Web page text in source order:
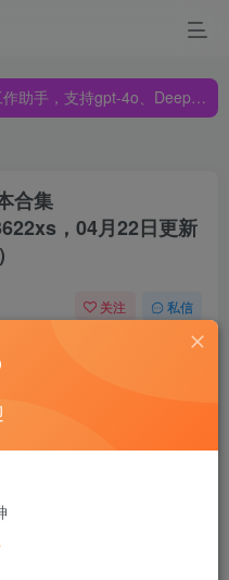
gpt-4o、DeepSeek、Claude🔥🔥🔥🔥
gpt-4o、DeepSeek、Claude🔥🔥🔥🔥
合集
，04月22日更新
关注 私信
，支持最新的